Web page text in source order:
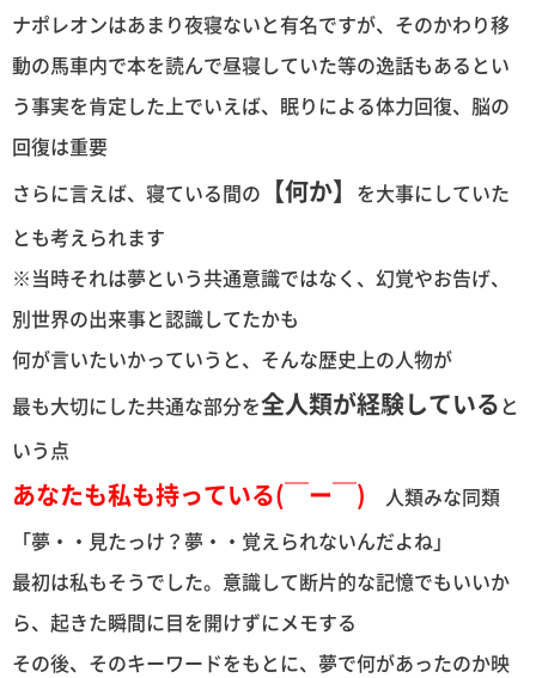
ナポレオンはあまり夜寝ないと有名ですが、そのかわり移
動の馬車内で本を読んで昼寝していた等の逸話もあるとい
う事実を肯定した上でいえば、眠りによる体力回復、脳の
回復は重要
さらに言えば、寝ている間の 【何か】 を大事にしていた
とも考えられます
※当時それは夢という共通意識ではなく、幻覚やお告げ、
別世界の出来事と認識してたかも
何が言いたいかっていうと、そんな歴史上の人物が
最も大切にした共通な部分を全人類が経験していると
いう点
あなたも私も持っている(￣ー￣) 人類みな同類
「夢・・見たっけ？夢・・覚えられないんだよね」
最初は私もそうでした。意識して断片的な記憶でもいいか
ら、起きた瞬間に目を開けずにメモする
その後、そのキーワードをもとに、夢で何があったのか映